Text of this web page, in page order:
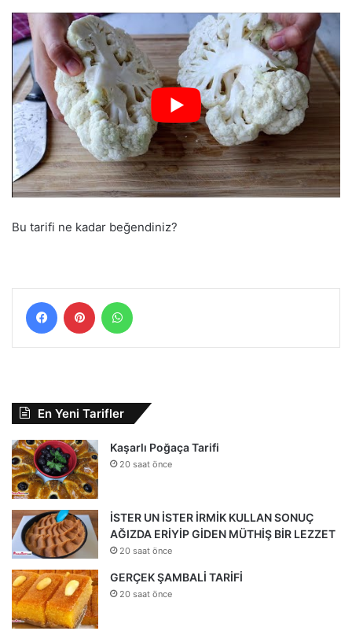
Bu tarifi ne kadar beğendiniz?
FacebookPinterest
En Yeni Tarifler
Kaşarlı Poğaça Tarifi
20 saat önce
İSTER UN İSTER İRMİK KULLAN SONUÇ
AĞIZDA ERİYİP GİDEN MÜTHİŞ BİR LEZZET
20 saat önce
GERÇEK ŞAMBALİ TARİFİ
20 saat önce